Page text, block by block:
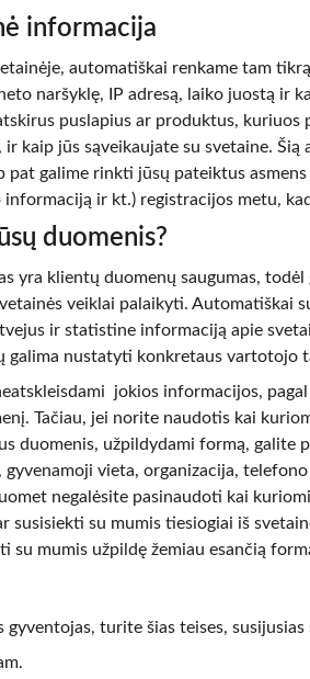
informacija
automatiškai renkame tam
naršyklę, IP adresą, laiko juostą ir
puslapius ar produktus, kuriuos
ir kaip jūs sąveikaujate su svetaine.
pat galime rinkti jūsų pateiktus
informaciją ir kt.) registracijos metu,
duomenis?
yra klientų duomenų saugumas,
veiklai palaikyti. Automatiškai
ir statistine informaciją apie
galima nustatyti konkretaus vartotojo
jokios informacijos,
Tačiau, jei norite naudotis kai
duomenis, užpildydami formą, galite
gyvenamoji vieta, organizacija,
negalėsite pasinaudoti kai
susisiekti su mumis tiesiogiai iš
su mumis užpildę žemiau esančią
gyventojas, turite šias teises,